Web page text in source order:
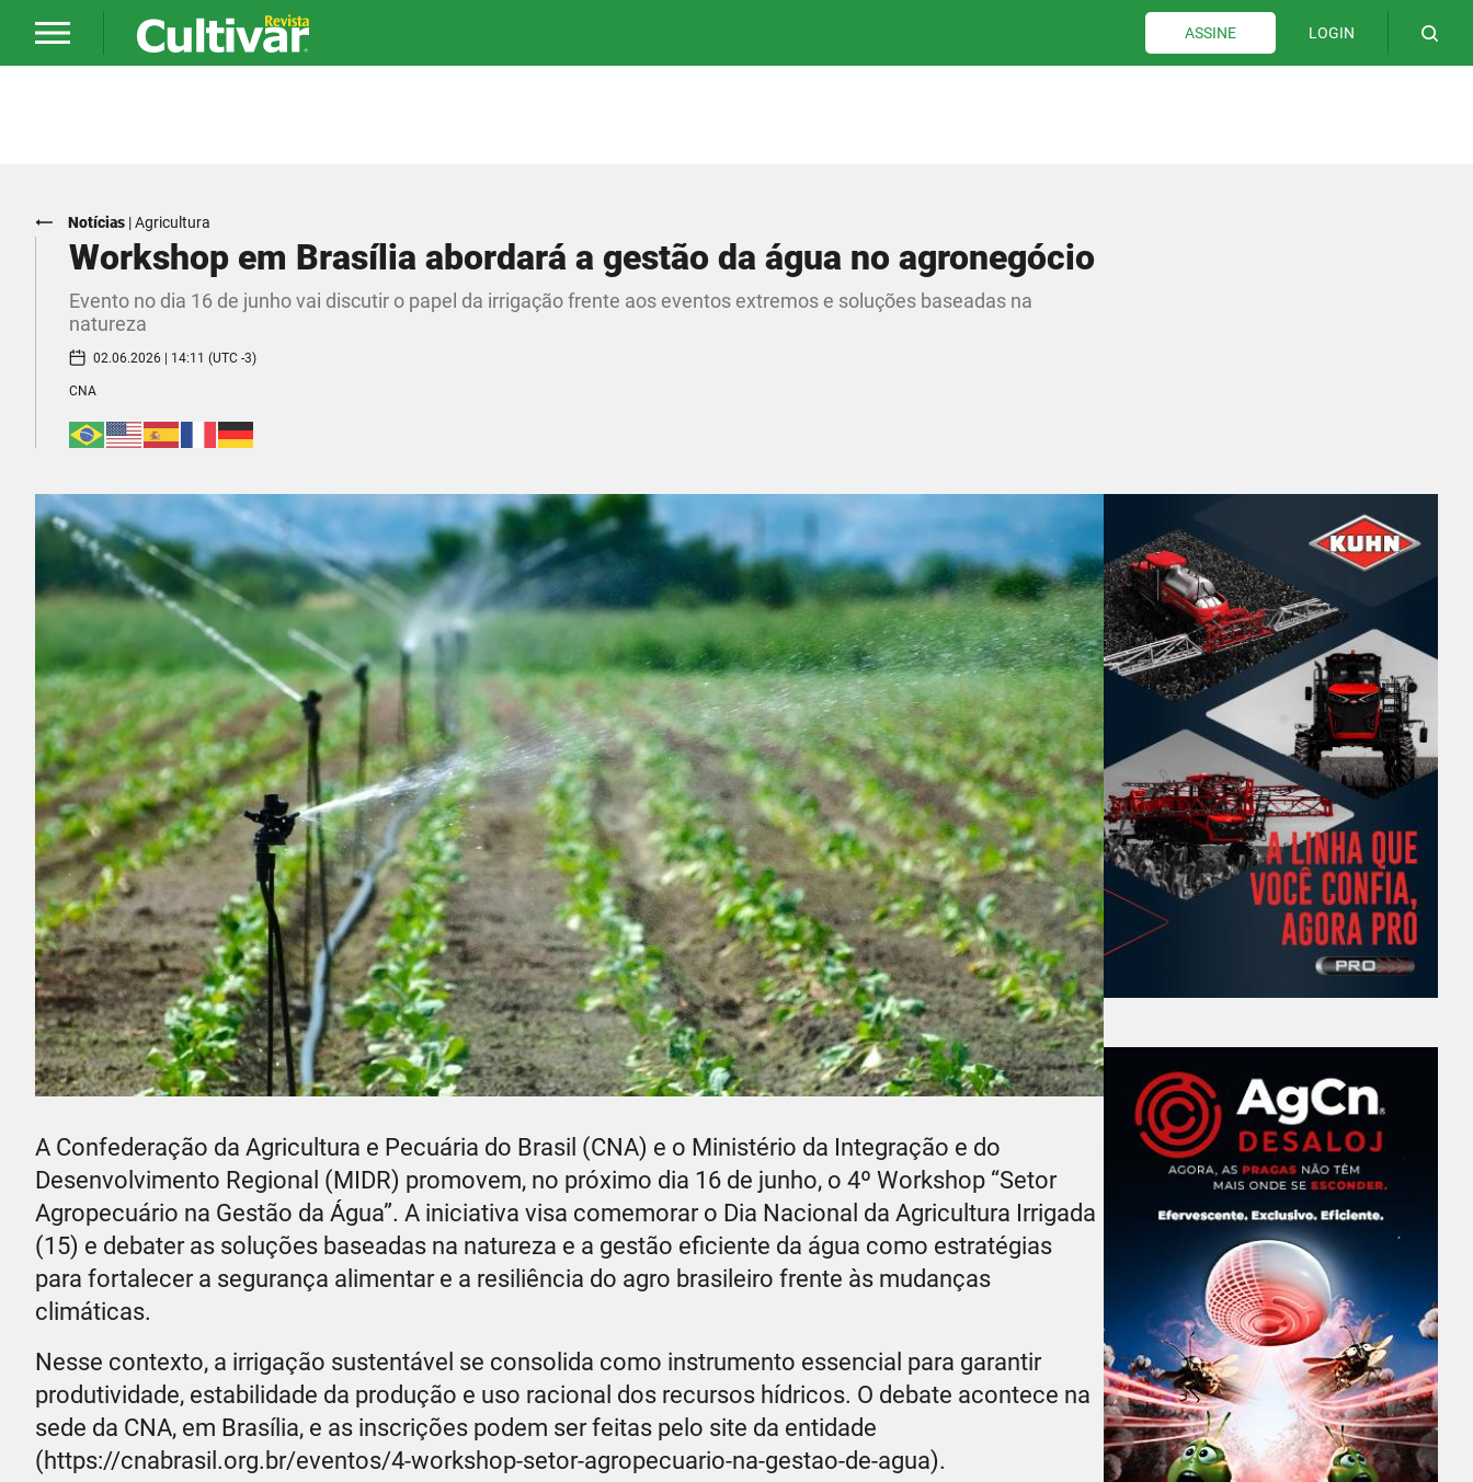
ASSINE LOGIN
Notícias |Agricultura
Workshop em Brasília abordará a gestão da água no agronegócio
Evento no dia 16 de junho vai discutir o papel da irrigação frente aos eventos extremos e soluções baseadas na
natureza
02.06.2026 | 14:11 (UTC -3)
CNA
A Confederação da Agricultura e Pecuária do Brasil (CNA) e o Ministério da Integração e do
Desenvolvimento Regional (MIDR) promovem, no próximo dia 16 de junho, o 4º Workshop “Setor
Agropecuário na Gestão da Água”. A iniciativa visa comemorar o Dia Nacional da Agricultura Irrigada
(15) e debater as soluções baseadas na natureza e a gestão eficiente da água como estratégias
para fortalecer a segurança alimentar e a resiliência do agro brasileiro frente às mudanças
climáticas.
Nesse contexto, a irrigação sustentável se consolida como instrumento essencial para garantir
produtividade, estabilidade da produção e uso racional dos recursos hídricos. O debate acontece na
sede da CNA, em Brasília, e as inscrições podem ser feitas pelo site da entidade
(https://cnabrasil.org.br/eventos/4-workshop-setor-agropecuario-na-gestao-de-agua).